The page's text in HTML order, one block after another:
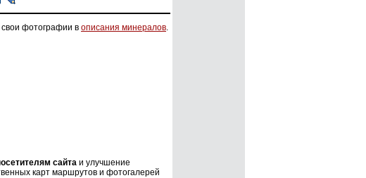
свои фотографии в описания минералов.
сайта и улучшение
карт маршрутов и фотогалерей